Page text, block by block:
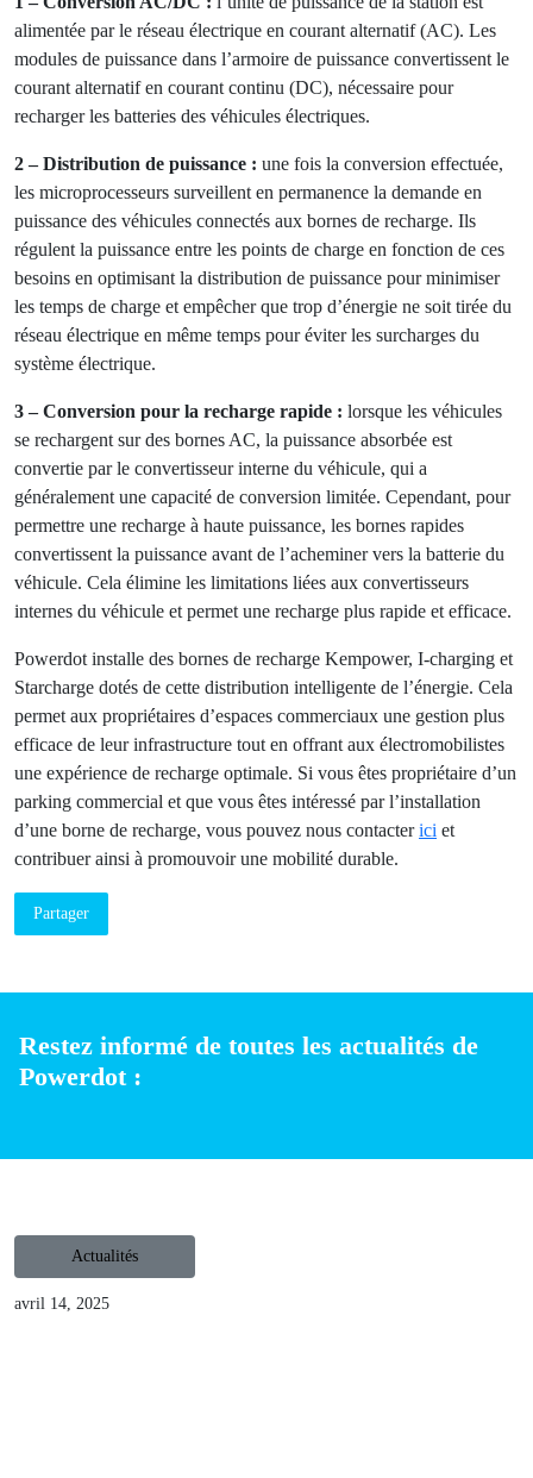
intelligente de l’énergie ?
La distribution dynamique de l’énergie fonctionne en
utilisant les microprocesseurs présents dans l’armoire de
puissance pour réguler la puissance entre les points de
charge, en se basant sur les besoins en énergie fournis par
les véhicules branchés. Dans le détail, voilà comment cela
fonctionne :
1 – Conversion AC/DC : l’unité de puissance de la station
est alimentée par le réseau électrique en courant alternatif
(AC). Les modules de puissance dans l’armoire de
puissance convertissent le courant alternatif en courant
continu (DC), nécessaire pour recharger les batteries des
véhicules électriques.
2 – Distribution de puissance :une fois la conversion
effectuée, les microprocesseurs surveillent en permanence
la demande en puissance des véhicules connectés aux
bornes de recharge. Ils régulent la puissance entre les points
de charge en fonction de ces besoins en optimisant la
distribution de puissance pour minimiser les temps de
charge et empêcher que trop d’énergie ne soit tirée du
réseau électrique en même temps pour éviter les surcharges
du système électrique.
3 – Conversion pour la recharge rapide :lorsque les
véhicules se rechargent sur des bornes AC, la puissance
absorbée est convertie par le convertisseur interne du
véhicule, qui a généralement une capacité de conversion
limitée. Cependant, pour permettre une recharge à haute
puissance, les bornes rapides convertissent la puissance
avant de l’acheminer vers la batterie du véhicule. Cela
élimine les limitations liées aux convertisseurs internes du
charging et Starcharge dotés de cette distribution
intelligente de l’énergie. Cela permet aux propriétaires
d’espaces commerciaux une gestion plus efficace de leur
contactericiet contribuer ainsi à promouvoir une mobilité
durable.
Partager